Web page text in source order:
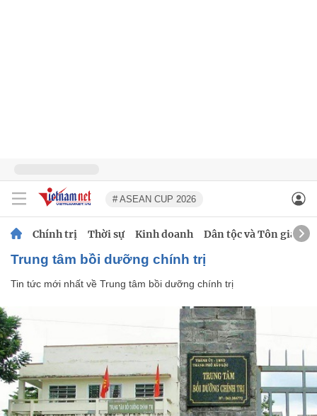
# ASEAN CUP 2026
Chính trị Thời sự Kinh doanh Dân tộc và Tôn giáo
Trung tâm bồi dưỡng chính trị
Tin tức mới nhất về Trung tâm bồi dưỡng chính trị